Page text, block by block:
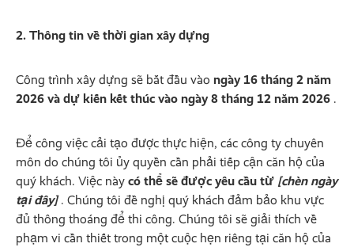
2. Thông tin về thời gian xây dựng
Công trình xây dựng sẽ bắt đầu vào ngày 16 tháng 2 năm
2026 và dự kiến kết thúc vào ngày 8 tháng 12 năm 2026 .
Để công việc cải tạo được thực hiện, các công ty chuyên
môn do chúng tôi ủy quyền cần phải tiếp cận căn hộ của
quý khách. Việc này có thể sẽ được yêu cầu từ [chèn ngày
tại đây]. Chúng tôi đề nghị quý khách đảm bảo khu vực
đủ thông thoáng để thi công. Chúng tôi sẽ giải thích về
phạm vi cần thiết trong một cuộc hẹn riêng tại căn hộ của